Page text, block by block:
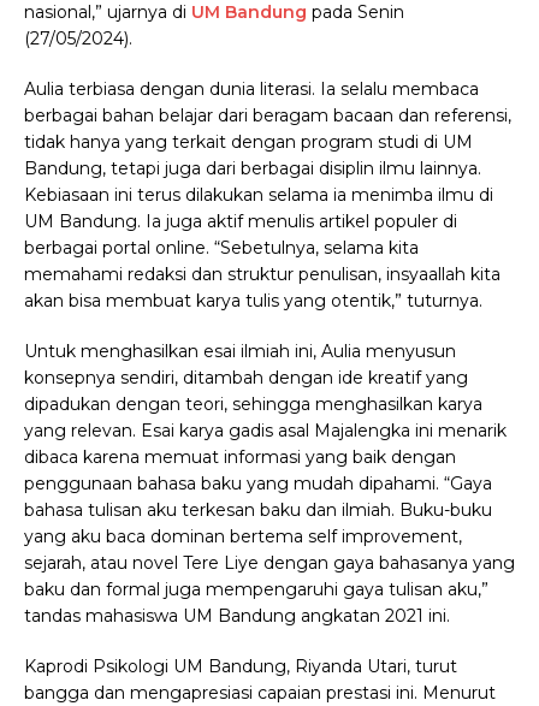
nasional,” ujarnya di UM Bandung pada Senin
(27/05/2024).
Aulia terbiasa dengan dunia literasi. Ia selalu membaca
berbagai bahan belajar dari beragam bacaan dan referensi,
tidak hanya yang terkait dengan program studi di UM
Bandung, tetapi juga dari berbagai disiplin ilmu lainnya.
Kebiasaan ini terus dilakukan selama ia menimba ilmu di
UM Bandung. Ia juga aktif menulis artikel populer di
berbagai portal online. “Sebetulnya, selama kita
memahami redaksi dan struktur penulisan, insyaallah kita
akan bisa membuat karya tulis yang otentik,” tuturnya.
Untuk menghasilkan esai ilmiah ini, Aulia menyusun
konsepnya sendiri, ditambah dengan ide kreatif yang
dipadukan dengan teori, sehingga menghasilkan karya
yang relevan. Esai karya gadis asal Majalengka ini menarik
dibaca karena memuat informasi yang baik dengan
penggunaan bahasa baku yang mudah dipahami. “Gaya
bahasa tulisan aku terkesan baku dan ilmiah. Buku-buku
yang aku baca dominan bertema self improvement,
sejarah, atau novel Tere Liye dengan gaya bahasanya yang
baku dan formal juga mempengaruhi gaya tulisan aku,”
tandas mahasiswa UM Bandung angkatan 2021 ini.
Kaprodi Psikologi UM Bandung, Riyanda Utari, turut
bangga dan mengapresiasi capaian prestasi ini. Menurut